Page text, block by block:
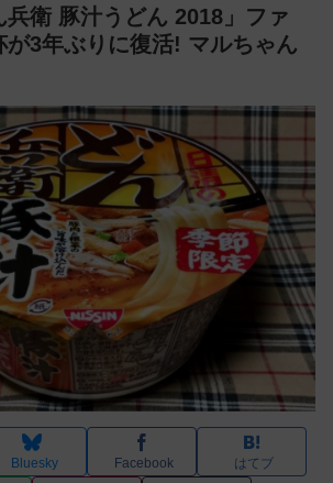
兵衛 豚汁うどん 2018」ファ
が3年ぶりに復活! マルちゃん
Bluesky Facebook はてブ